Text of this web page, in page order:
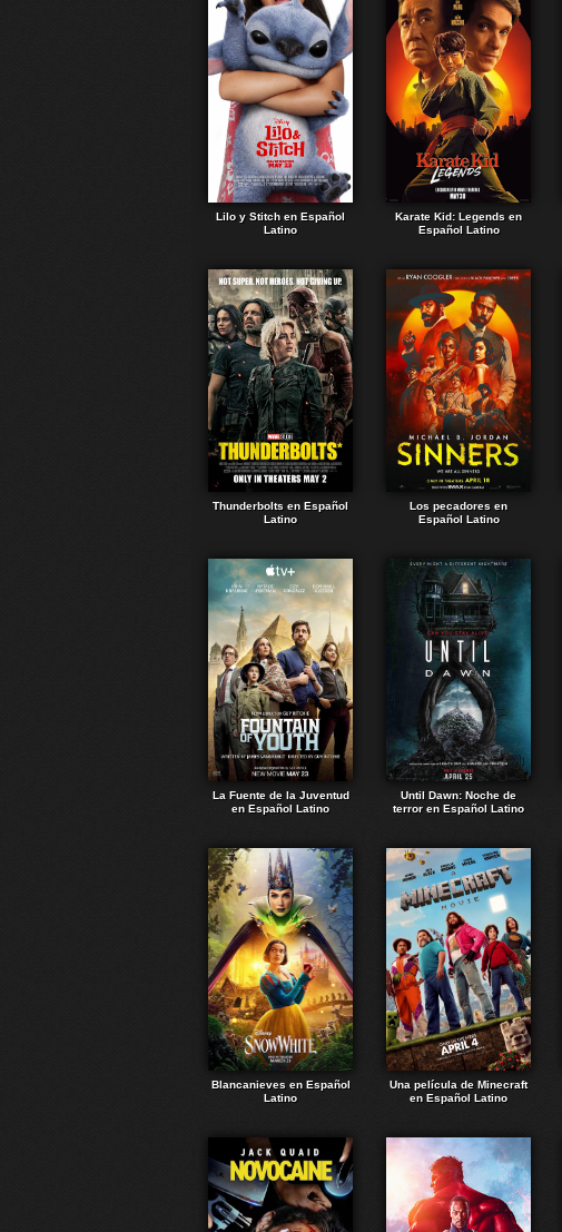
Lilo y Stitch en Español
Latino
Karate Kid: Legends en
Español Latino
Thunderbolts en Español
Latino
Los pecadores en
Español Latino
La Fuente de la Juventud
en Español Latino
Until Dawn: Noche de
terror en Español Latino
Blancanieves en Español
Latino
Una película de Minecraft
en Español Latino